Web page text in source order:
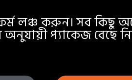
লঞ্চ করুন। সব
প্যাকেজ বেছে